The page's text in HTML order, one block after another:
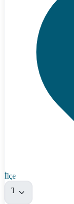
İlçe
Tümü